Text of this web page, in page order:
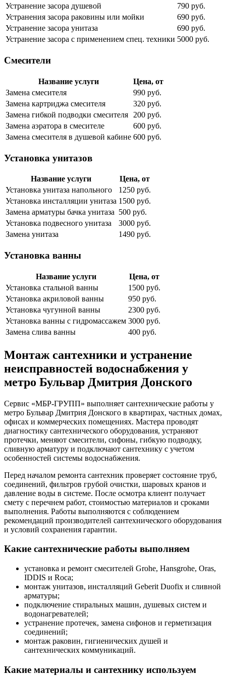
Устранение засора душевой
790 руб.
Устранения засора раковины или мойки
690 руб.
Устранение засора унитаза
690 руб.
Устранение засора с применением спец. техники 5000 руб.
Смесители
Название услуги
Цена, от
Замена смесителя
990 руб.
Замена картриджа смесителя
320 руб.
Замена гибкой подводки смесителя
200 руб.
Замена аэратора в смесителе
600 руб.
Замена смесителя в душевой кабине 600 руб.
Установка унитазов
Название услуги
Цена, от
Установка унитаза напольного
1250 руб.
Установка инсталляции унитаза 1500 руб.
Замена арматуры бачка унитаза 500 руб.
Установка подвесного унитаза
3000 руб.
Замена унитаза
1490 руб.
Установка ванны
Название услуги
Цена, от
Установка стальной ванны
1500 руб.
Установка акриловой ванны
950 руб.
Установка чугунной ванны
2300 руб.
Установка ванны с гидромассажем 3000 руб.
Замена слива ванны
400 руб.
Монтаж сантехники и устранение
неисправностей водоснабжения у
метро Бульвар Дмитрия Донского
Сервис «МБР-ГРУПП» выполняет сантехнические работы у
метро Бульвар Дмитрия Донского в квартирах, частных домах,
офисах и коммерческих помещениях. Мастера проводят
диагностику сантехнического оборудования, устраняют
протечки, меняют смесители, сифоны, гибкую подводку,
сливную арматуру и подключают сантехнику с учетом
особенностей системы водоснабжения.
Перед началом ремонта сантехник проверяет состояние труб,
соединений, фильтров грубой очистки, шаровых кранов и
давление воды в системе. После осмотра клиент получает
смету с перечнем работ, стоимостью материалов и сроками
выполнения. Работы выполняются с соблюдением
рекомендаций производителей сантехнического оборудования
и условий сохранения гарантии.
Какие сантехнические работы выполняем
установка и ремонт смесителей Grohe, Hansgrohe, Oras,
IDDIS и Roca;
монтаж унитазов, инсталляций Geberit Duofix и сливной
арматуры;
подключение стиральных машин, душевых систем и
водонагревателей;
устранение протечек, замена сифонов и герметизация
соединений;
монтаж раковин, гигиенических душей и
сантехнических коммуникаций.
Какие материалы и сантехнику используем